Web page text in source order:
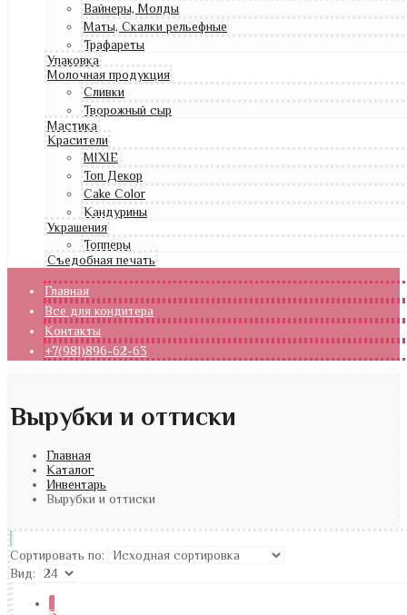
Вайнеры, Молды
Маты, Скалки рельефные
Трафареты
Упаковка
Молочная продукция
Сливки
Творожный сыр
Мастика
Красители
MIXIE
Топ Декор
Cake Color
Кандурины
Украшения
Топперы
Съедобная печать
Главная
Все для кондитера
Контакты
+7(981)896-62-63
Вырубки и оттиски
Главная
Каталог
Инвентарь
Вырубки и оттиски
Сортировать по:
Вид: